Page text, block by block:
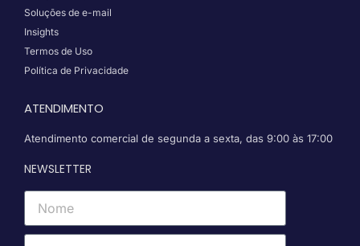
Soluções de e-mail
Insights
Termos de Uso
Política de Privacidade
ATENDIMENTO
Atendimento comercial de segunda a sexta, das 9:00 às 17:00
NEWSLETTER